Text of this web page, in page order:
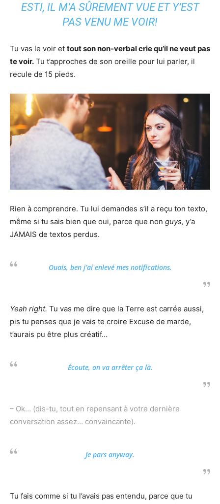
ESTI, IL M’A SÛREMENT VUE ET Y’EST
PAS VENU ME VOIR!
Tu vas le voir et tout son non-verbal crie qu’il ne veut pas
te voir. Tu t’approches de son oreille pour lui parler, il
recule de 15 pieds.
Rien à comprendre. Tu lui demandes s’il a reçu ton texto,
même si tu sais bien que oui, parce que non guys, y’a
JAMAIS de textos perdus.
Ouais, ben j’ai enlevé mes notifications.
Yeah right. Tu vas me dire que la Terre est carrée aussi,
pis tu penses que je vais te croire Excuse de marde,
t’aurais pu être plus créatif…
Écoute, on va arrêter ça là.
– Ok… (dis-tu, tout en repensant à votre dernière
conversation assez… convaincante).
Je pars anyway.
Tu fais comme si tu l’avais pas entendu, parce que tu